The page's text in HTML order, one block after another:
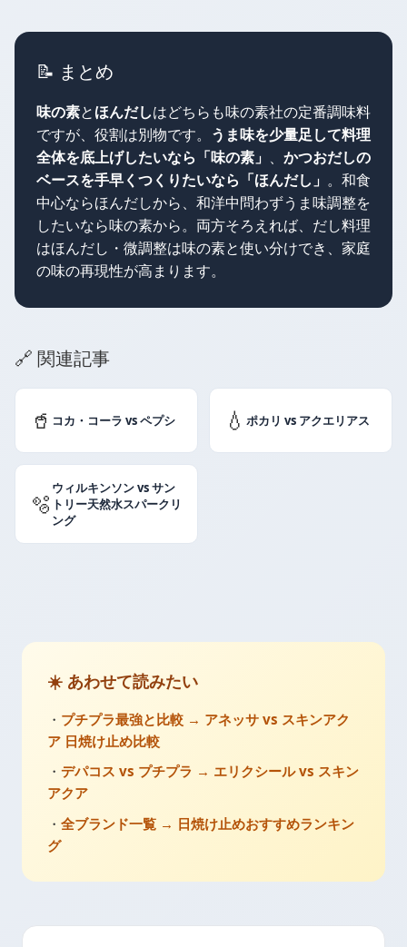
📝 まとめ
味の素とほんだしはどちらも味の素社の定番調味料
ですが、役割は別物です。 うま味を少量足して料理
全体を底上げしたいなら「味の素」 、 かつおだしの
ベースを手早くつくりたいなら「ほんだし」 。和食
中心ならほんだしから、和洋中問わずうま味調整を
したいなら味の素から。両方そろえれば、だし料理
はほんだし・微調整は味の素と使い分けでき、家庭
の味の再現性が高まります。
🔗 関連記事
🥤 コカ・コーラ vs ペプシ 💧 ポカリ vs アクエリアス
🫧
ウィルキンソン vs サン
トリー天然水スパークリ
ング
☀️ あわせて読みたい
・ プチプラ最強と比較 → アネッサ vs スキンアク
ア 日焼け止め比較
・ デパコス vs プチプラ → エリクシール vs スキン
アクア
・ 全ブランド一覧 → 日焼け止めおすすめランキン
グ